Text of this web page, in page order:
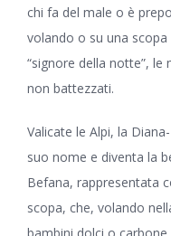
chi fa del male o è
volando o su una
“signore della notte”, le
non battezzati.
Valicate le Alpi, la
suo nome e diventa la
Befana, rappresentata
scopa, che, volando